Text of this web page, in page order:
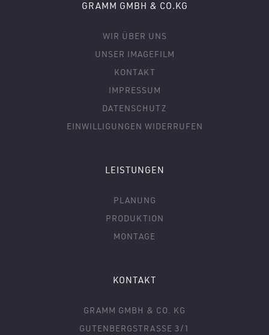
GRAMM GMBH & CO.KG
WIR ÜBER UNS
UNSER IMAGEFILM
KONTAKT
IMPRESSUM
DATENSCHUTZ
EINWILLIGUNGEN WIDERRUFEN
LEISTUNGEN
PLANUNG
PRODUKTION
MONTAGE
KONTAKT
GRAMM GMBH & CO. KG
GUTENBERGSTRASSE 3/1